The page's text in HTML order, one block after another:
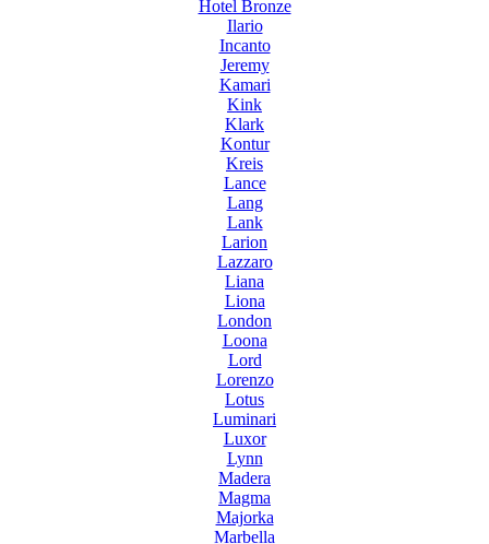
Hotel Bronze
Ilario
Incanto
Jeremy
Kamari
Kink
Klark
Kontur
Kreis
Lance
Lang
Lank
Larion
Lazzaro
Liana
Liona
London
Loona
Lord
Lorenzo
Lotus
Luminari
Luxor
Lynn
Madera
Magma
Majorka
Marbella